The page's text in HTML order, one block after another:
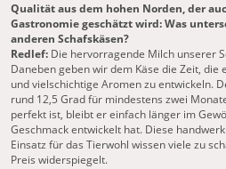
Qualität aus dem hohen Norden, der
Gastronomie geschätzt wird: Was
anderen Schafskäsen?
Redlef: Die hervorragende Milch unserer
Daneben geben wir dem Käse die Zeit,
und vielschichtige Aromen zu entwickeln.
rund 12,5 Grad für mindestens zwei
perfekt ist, bleibt er einfach länger im
Geschmack entwickelt hat. Diese
Einsatz für das Tierwohl wissen viele zu
Preis widerspiegelt.